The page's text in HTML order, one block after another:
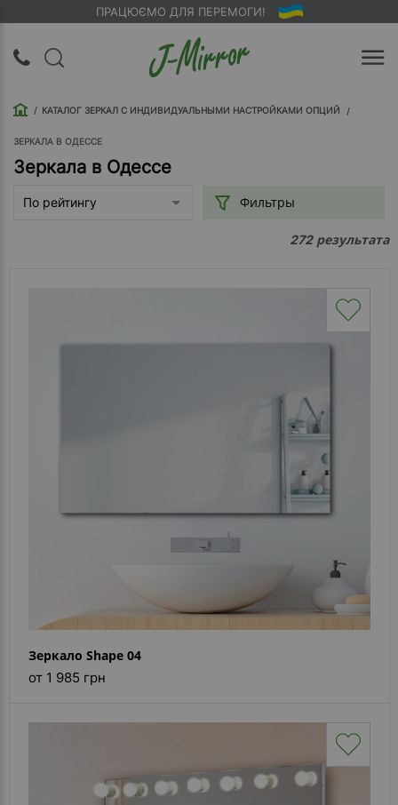
ПРАЦЮЄМО ДЛЯ ПЕРЕМОГИ!
Вход |
О
Доставка
Каталог
зеркал
Шкафчики
Душевые
Зеркала
Reflex
В
наличии
Помошь
(вопрос
КАТАЛОГ ЗЕРКАЛ С ИНДИВИДУАЛЬНЫМИ НАСТРОЙКАМИ ОПЦИЙ
ЗЕРКАЛА В ОДЕССЕ
Зеркала в Одессе
По рейтингу Фильтры
272результата
Зеркало Shape 04
от 1 985 грн